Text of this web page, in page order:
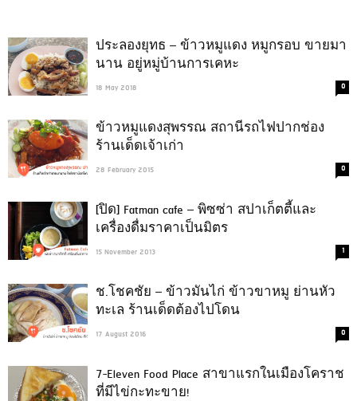
ประลองยุทธ – ข้าวหมูแดง หมูกรอบ ขายมา
นาน อยู่หมู่บ้านการเคหะ
18 May 2018 0
ข้าวหมูแดงสุพรรณ สถานีรถไฟปากช่อง
ร้านเด็ดเจ้าเก่า
28 February 2015 0
[ปิด] Fatman cafe – พิซซ่า สปาเก็ตตี้และ
เครื่องดื่มราคาเป็นมิตร
15 November 2013 1
ช.โชคชัย – ข้าวมันไก่ ข้าวขาหมู ย่านหัว
ทะเล ร้านเด็ดต้องไปโดน
17 August 2016 0
7-Eleven Food Place สาขาแรกในเมืองโคราช
ที่มีไข่กะทะขาย!